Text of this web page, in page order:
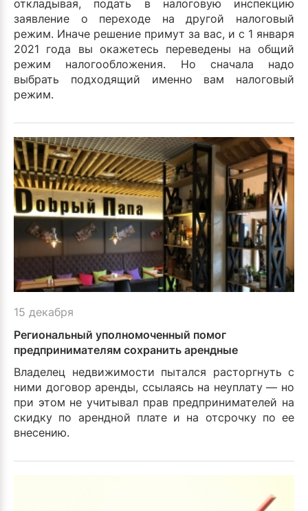
откладывая, подать в налоговую инспекцию
заявление о переходе на другой налоговый
режим. Иначе решение примут за вас, и с 1 января
2021 года вы окажетесь переведены на общий
режим налогообложения. Но сначала надо
выбрать подходящий именно вам налоговый
режим.
15 декабря
Региональный уполномоченный помог
предпринимателям сохранить арендные
отношения
Владелец недвижимости пытался расторгнуть с
ними договор аренды, ссылаясь на неуплату — но
при этом не учитывал прав предпринимателей на
скидку по арендной плате и на отсрочку по ее
внесению.